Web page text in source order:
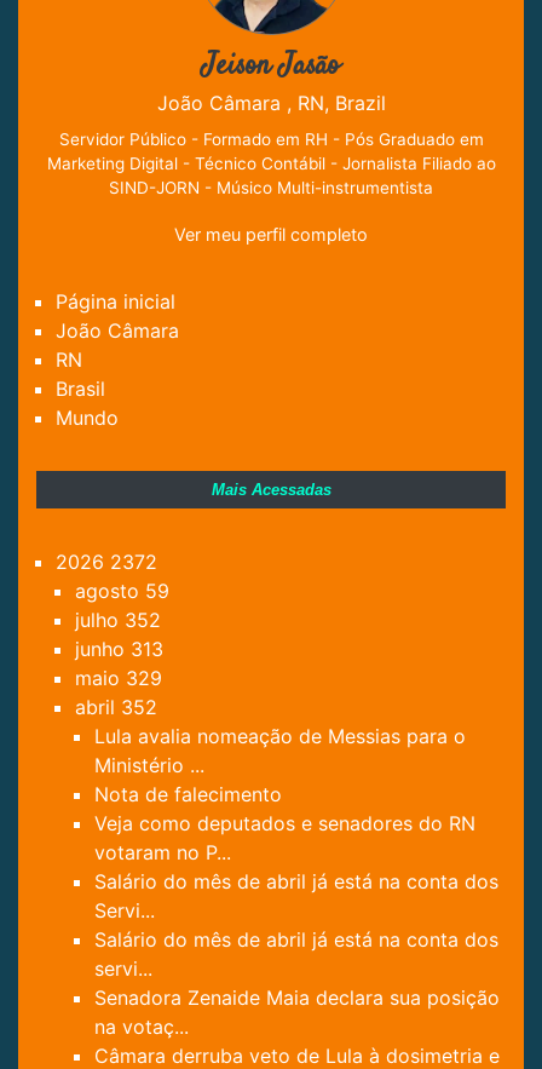
Jeison Jasão
João Câmara , RN, Brazil
Servidor Público - Formado em RH - Pós Graduado em
Marketing Digital - Técnico Contábil - Jornalista Filiado ao
SIND-JORN - Músico Multi-instrumentista
Ver meu perfil completo
Página inicial
João Câmara
RN
Brasil
Mundo
Mais Acessadas
2026 2372
agosto 59
julho 352
junho 313
maio 329
abril 352
Lula avalia nomeação de Messias para o
Ministério ...
Nota de falecimento
Veja como deputados e senadores do RN
votaram no P...
Salário do mês de abril já está na conta dos
Servi...
Salário do mês de abril já está na conta dos
servi...
Senadora Zenaide Maia declara sua posição
na votaç...
Câmara derruba veto de Lula à dosimetria e